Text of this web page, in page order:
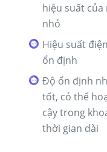
hiệu suất của
nhỏ
Hiệu suất
ổn định
Độ ổn định
tốt, có thể
cậy trong
thời gian dài